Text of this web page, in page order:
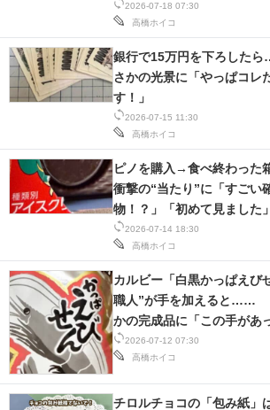
2026-07-18 07:30
高橋ホイコ
2026-07-15 11:30
高橋ホイコ
銀行で15万円を下ろした
さかの光景に「やっぱコレ
す！」
2026-07-14 18:30
高橋ホイコ
ピノを購入→食べ終わっ
衝撃の“当たり”に「すごい
物！？」「初めて見ました」
2026-07-12 07:30
高橋ホイコ
カルビー「白黒かっぱえび
職人”が手を加えると……
かの完成品に「この手があ
チロルチョコの「包み紙